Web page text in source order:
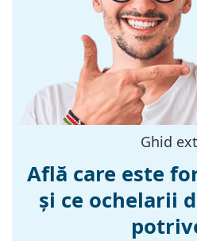
Metal/Plastic
M
Lățimea ramei:
140 mm
135 mm
nazale:
Greutate:
150 g
Nu
Ghid
Află care este
și ce ochelarii